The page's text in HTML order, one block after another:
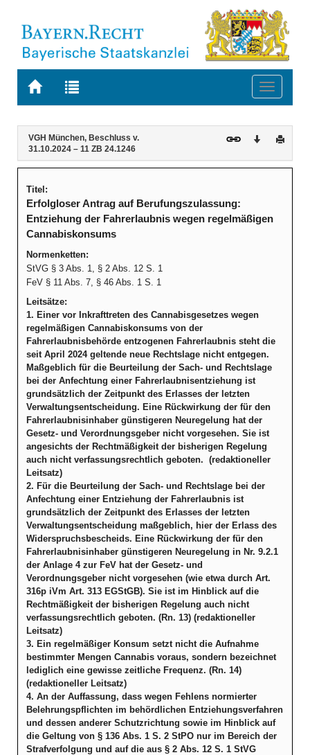
Zur
BAYERN.RECHT
Zur
letzten
Suche
Toggle
Navigation
Inhalt
VGH München, Beschluss v.
31.10.2024 – 11 ZB 24.1246
Download
Titel:
Erfolgloser Antrag auf Berufungszulassung:
Entziehung der Fahrerlaubnis wegen regelmäßigen
Cannabiskonsums
Normenketten:
StVG § 3 Abs. 1, § 2 Abs. 12 S. 1
FeV § 11 Abs. 7, § 46 Abs. 1 S. 1
Leitsätze:
1. Einer vor Inkrafttreten des Cannabisgesetzes wegen
regelmäßigen Cannabiskonsums von der
Fahrerlaubnisbehörde entzogenen Fahrerlaubnis steht die
seit April 2024 geltende neue Rechtslage nicht entgegen.
Maßgeblich für die Beurteilung der Sach- und Rechtslage
bei der Anfechtung einer Fahrerlaubnisentziehung ist
grundsätzlich der Zeitpunkt des Erlasses der letzten
Verwaltungsentscheidung. Eine Rückwirkung der für den
Fahrerlaubnisinhaber günstigeren Neuregelung hat der
Gesetz- und Verordnungsgeber nicht vorgesehen. Sie ist
angesichts der Rechtmäßigkeit der bisherigen Regelung
auch nicht verfassungsrechtlich geboten. (redaktioneller
Leitsatz)
2. Für die Beurteilung der Sach- und Rechtslage bei der
Anfechtung einer Entziehung der Fahrerlaubnis ist
grundsätzlich der Zeitpunkt des Erlasses der letzten
Verwaltungsentscheidung maßgeblich, hier der Erlass des
Widerspruchsbescheids. Eine Rückwirkung der für den
Fahrerlaubnisinhaber günstigeren Neuregelung in Nr. 9.2.1
der Anlage 4 zur FeV hat der Gesetz- und
Verordnungsgeber nicht vorgesehen (wie etwa durch Art.
316p iVm Art. 313 EGStGB). Sie ist im Hinblick auf die
Rechtmäßigkeit der bisherigen Regelung auch nicht
verfassungsrechtlich geboten. (Rn. 13) (redaktioneller
Leitsatz)
3. Ein regelmäßiger Konsum setzt nicht die Aufnahme
bestimmter Mengen Cannabis voraus, sondern bezeichnet
lediglich eine gewisse zeitliche Frequenz. (Rn. 14)
(redaktioneller Leitsatz)
4. An der Auffassung, dass wegen Fehlens normierter
Belehrungspflichten im behördlichen Entziehungsverfahren
und dessen anderer Schutzrichtung sowie im Hinblick auf
die Geltung von § 136 Abs. 1 S. 2 StPO nur im Bereich der
Strafverfolgung und auf die aus § 2 Abs. 12 S. 1 StVG